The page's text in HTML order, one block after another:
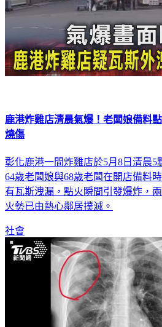
鹿港炸雞店清晨氣爆！老闆娘備料
彰化鹿港一間炸雞店於5月8日清晨5
64歲老闆娘與68歲老闆在開店備料
有瓦斯洩漏，點火瞬間引發爆炸，
社會